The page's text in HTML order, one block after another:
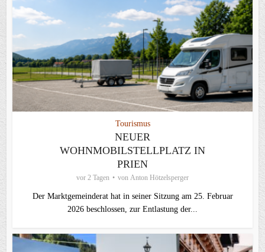
Tourismus
NEUER
WOHNMOBILSTELLPLATZ IN
PRIEN
vor 2 Tagen von Anton Hötzelsperger
Der Marktgemeinderat hat in seiner Sitzung am 25. Februar
2026 beschlossen, zur Entlastung der...